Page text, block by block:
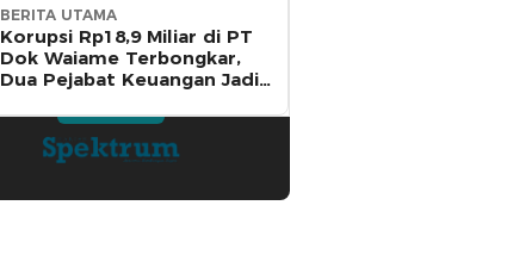
BERITA UTAMA
Korupsi Rp18,9 Miliar di PT
Dok Waiame Terbongkar,
Dua Pejabat Keuangan Jadi